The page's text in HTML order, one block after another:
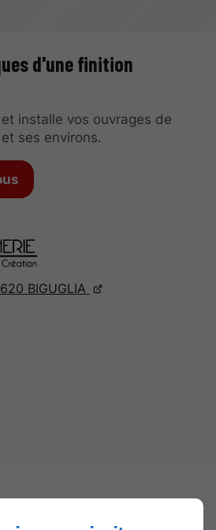
BIGUGLIA
d'une finition
et installe vos ouvrages de
ses environs.